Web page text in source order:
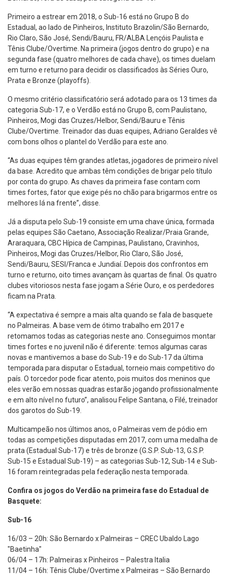
Primeiro a estrear em 2018, o Sub-16 está no Grupo B do
Estadual, ao lado de Pinheiros, Instituto Brazolin/São Bernardo,
Rio Claro, São José, Sendi/Bauru, FR/ALBA Lençóis Paulista e
Tênis Clube/Overtime. Na primeira (jogos dentro do grupo) e na
segunda fase (quatro melhores de cada chave), os times duelam
em turno e returno para decidir os classificados às Séries Ouro,
Prata e Bronze (playoffs).
O mesmo critério classificatório será adotado para os 13 times da
categoria Sub-17, e o Verdão está no Grupo B, com Paulistano,
Pinheiros, Mogi das Cruzes/Helbor, Sendi/Bauru e Tênis
Clube/Overtime. Treinador das duas equipes, Adriano Geraldes vê
com bons olhos o plantel do Verdão para este ano.
“As duas equipes têm grandes atletas, jogadores de primeiro nível
da base. Acredito que ambas têm condições de brigar pelo título
por conta do grupo. As chaves da primeira fase contam com
times fortes, fator que exige pés no chão para brigarmos entre os
melhores lá na frente”, disse.
Já a disputa pelo Sub-19 consiste em uma chave única, formada
pelas equipes São Caetano, Associação Realizar/Praia Grande,
Araraquara, CBC Hípica de Campinas, Paulistano, Cravinhos,
Pinheiros, Mogi das Cruzes/Helbor, Rio Claro, São José,
Sendi/Bauru, SESI/Franca e Jundiaí. Depois dos confrontos em
turno e returno, oito times avançam às quartas de final. Os quatro
clubes vitoriosos nesta fase jogam a Série Ouro, e os perdedores
ficam na Prata.
“A expectativa é sempre a mais alta quando se fala de basquete
no Palmeiras. A base vem de ótimo trabalho em 2017 e
retomamos todas as categorias neste ano. Conseguimos montar
times fortes e no juvenil não é diferente: temos algumas caras
novas e mantivemos a base do Sub-19 e do Sub-17 da última
temporada para disputar o Estadual, torneio mais competitivo do
país. O torcedor pode ficar atento, pois muitos dos meninos que
eles verão em nossas quadras estarão jogando profissionalmente
e em alto nível no futuro”, analisou Felipe Santana, o Filé, treinador
dos garotos do Sub-19.
Multicampeão nos últimos anos, o Palmeiras vem de pódio em
todas as competições disputadas em 2017, com uma medalha de
prata (Estadual Sub-17) e três de bronze (G.S.P. Sub-13, G.S.P.
Sub-15 e Estadual Sub-19) – as categorias Sub-12, Sub-14 e Sub-
16 foram reintegradas pela federação nesta temporada.
Confira os jogos do Verdão na primeira fase do Estadual de
Basquete:
Sub-16
16/03 – 20h: São Bernardo x Palmeiras – CREC Ubaldo Lago
"Baetinha"
06/04 – 17h: Palmeiras x Pinheiros – Palestra Italia
11/04 – 16h: Tênis Clube/Overtime x Palmeiras – São Bernardo